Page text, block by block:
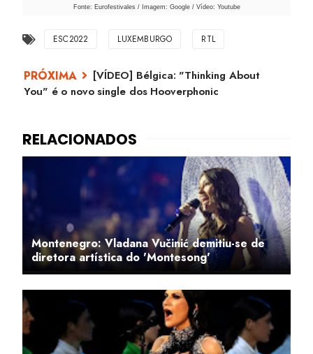
Fonte: Eurofestivales / Imagem: Google / Vídeo: Youtube
ESC2022 LUXEMBURGO RTL
[VÍDEO] Bélgica: "Thinking About
You" é o novo single dos Hooverphonic
Montenegro: Vladana Vučinić demitiu-se de
diretora artística do 'Montesong'